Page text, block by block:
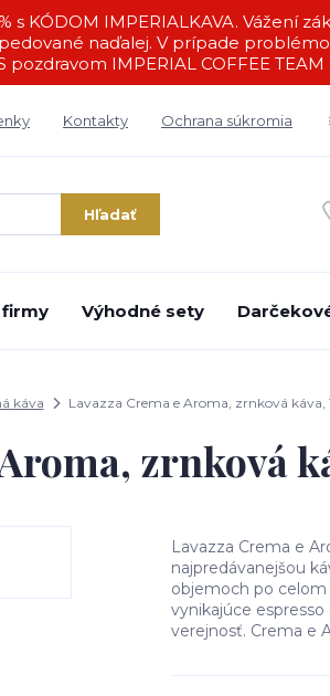
s KÓDOM IMPERIALKAVA.
naďalej. V prípade
pozdravom IMPERIAL COFFEE TEAM
Kontakty Ochrana súkromia
Hľadať
Výhodné sety
káva Lavazza Crema e Aroma, zrnková káva,
zrnková
Lavazza Crema e
najpredávanejšou
objemoch po
vynikajúce
verejnosť. Crema e